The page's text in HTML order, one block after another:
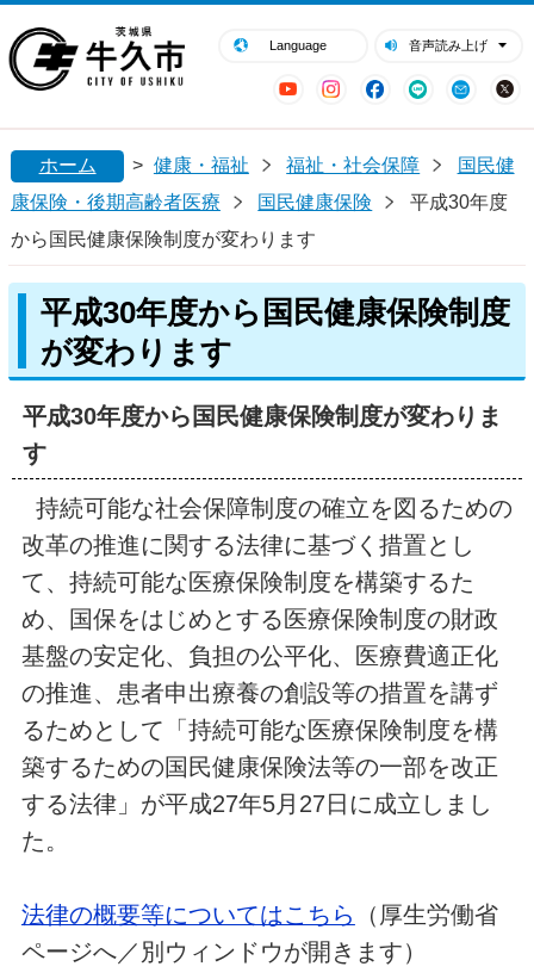
Language 音声読み上げ
YouTubeInstagram
Facebook
LINE Mail
閉じる
ホーム > 健康・福祉 福祉・社会保障
国民健
康保険・後期高齢者医療
国民健康保険
平成30年度
から国民健康保険制度が変わります
平成30年度から国民健康保険制度
が変わります
平成30年度から国民健康保険制度が変わりま
す
持続可能な社会保障制度の確立を図るための
改革の推進に関する法律に基づく措置とし
て、持続可能な医療保険制度を構築するた
め、国保をはじめとする医療保険制度の財政
基盤の安定化、負担の公平化、医療費適正化
の推進、患者申出療養の創設等の措置を講ず
るためとして「持続可能な医療保険制度を構
築するための国民健康保険法等の一部を改正
する法律」が平成27年5月27日に成立しまし
た。
法律の概要等についてはこちら
（厚生労働省
ページへ／別ウィンドウが開きます）